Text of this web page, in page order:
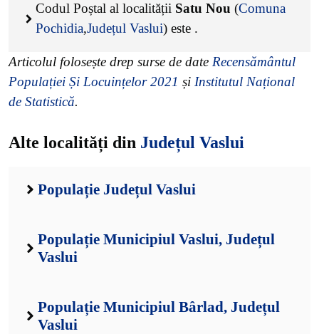
Codul Poștal al localității Satu Nou (Comuna
Pochidia,Județul Vaslui) este .
Articolul folosește drep surse de date Recensământul
Populației Și Locuințelor 2021 și Institutul Național
de Statistică.
Alte localități din Județul Vaslui
Populație Județul Vaslui
Populație Municipiul Vaslui, Județul
Vaslui
Populație Municipiul Bârlad, Județul
Vaslui